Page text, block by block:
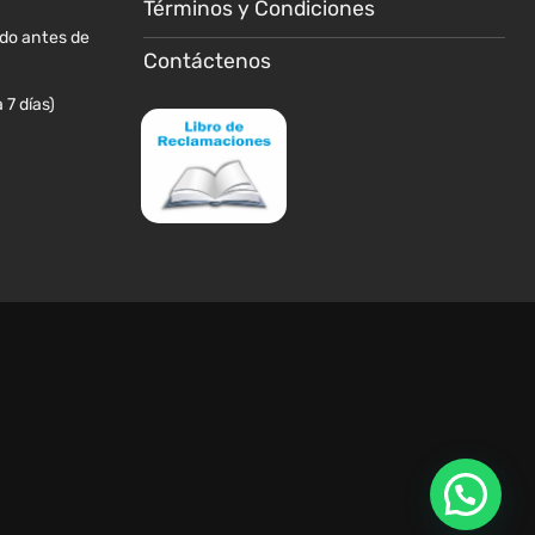
producto
antes de
días)
Términos y Condiciones
Contáctenos